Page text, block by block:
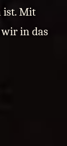
ist. Mit
in das